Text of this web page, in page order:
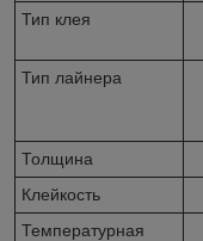
Тип клея
Тип лайнера
Толщина
Клейкость
Температурная